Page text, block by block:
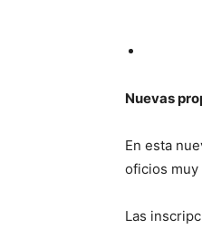
Nuevas
En esta
oficios muy
Las